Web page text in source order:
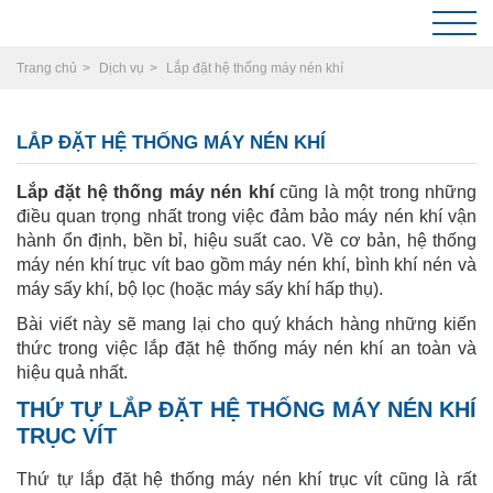
Trang chủ Dịch vụ Lắp đặt hệ thống máy nén khí
LẮP ĐẶT HỆ THỐNG MÁY NÉN KHÍ
Lắp đặt hệ thống máy nén khícũng là một trong những
điều quan trọng nhất trong việc đảm bảo máy nén khí vận
hành ổn định, bền bỉ, hiệu suất cao. Về cơ bản, hệ thống
máy nén khí trục vít bao gồm máy nén khí, bình khí nén và
máy sấy khí, bộ lọc (hoặc máy sấy khí hấp thụ).
Bài viết này sẽ mang lại cho quý khách hàng những kiến
thức trong việc lắp đặt hệ thống máy nén khí an toàn và
hiệu quả nhất.
THỨ TỰ LẮP ĐẶT HỆ THỐNG MÁY NÉN KHÍ
TRỤC VÍT
Thứ tự lắp đặt hệ thống máy nén khí trục vít cũng là rất